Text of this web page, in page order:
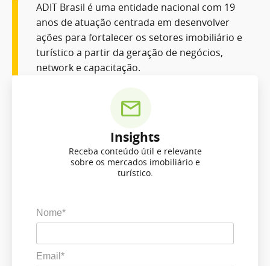
ADIT Brasil é uma entidade nacional com 19
anos de atuação centrada em desenvolver
ações para fortalecer os setores imobiliário e
turístico a partir da geração de negócios,
network e capacitação.
Insights
Receba conteúdo útil e relevante
sobre os mercados imobiliário e
turístico.
Nome*
Email*